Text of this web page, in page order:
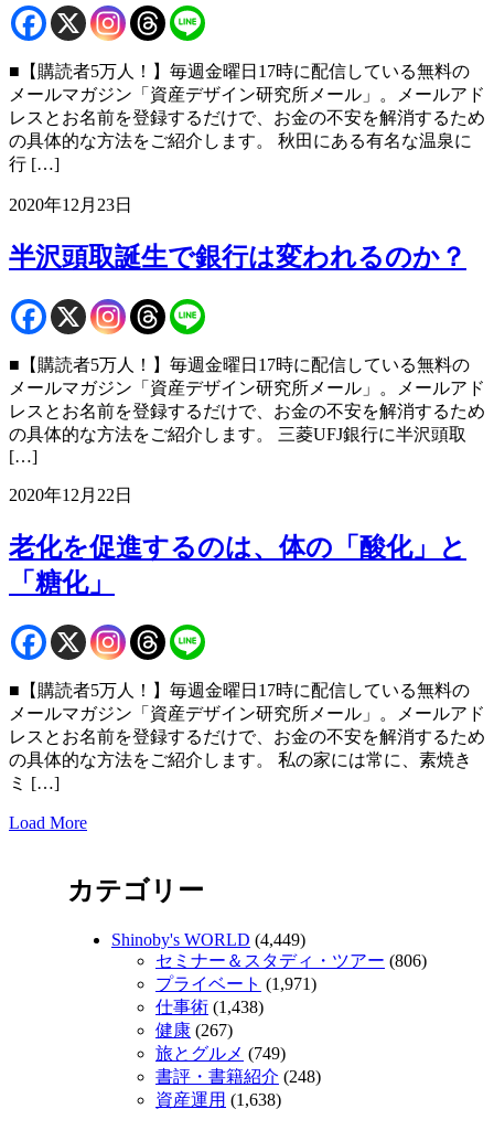
■【購読者5万人！】毎週金曜日17時に配信している無料の
メールマガジン「資産デザイン研究所メール」。メールアド
レスとお名前を登録するだけで、お金の不安を解消するため
の具体的な方法をご紹介します。 秋田にある有名な温泉に
行 […]
2020年12月23日
半沢頭取誕生で銀行は変われるのか？
■【購読者5万人！】毎週金曜日17時に配信している無料の
メールマガジン「資産デザイン研究所メール」。メールアド
レスとお名前を登録するだけで、お金の不安を解消するため
の具体的な方法をご紹介します。 三菱UFJ銀行に半沢頭取
[…]
2020年12月22日
老化を促進するのは、体の「酸化」と
「糖化」
■【購読者5万人！】毎週金曜日17時に配信している無料の
メールマガジン「資産デザイン研究所メール」。メールアド
レスとお名前を登録するだけで、お金の不安を解消するため
の具体的な方法をご紹介します。 私の家には常に、素焼き
ミ […]
Load More
カテゴリー
Shinoby's WORLD (4,449)
セミナー＆スタディ・ツアー (806)
プライベート (1,971)
仕事術 (1,438)
健康 (267)
旅とグルメ (749)
書評・書籍紹介 (248)
資産運用 (1,638)